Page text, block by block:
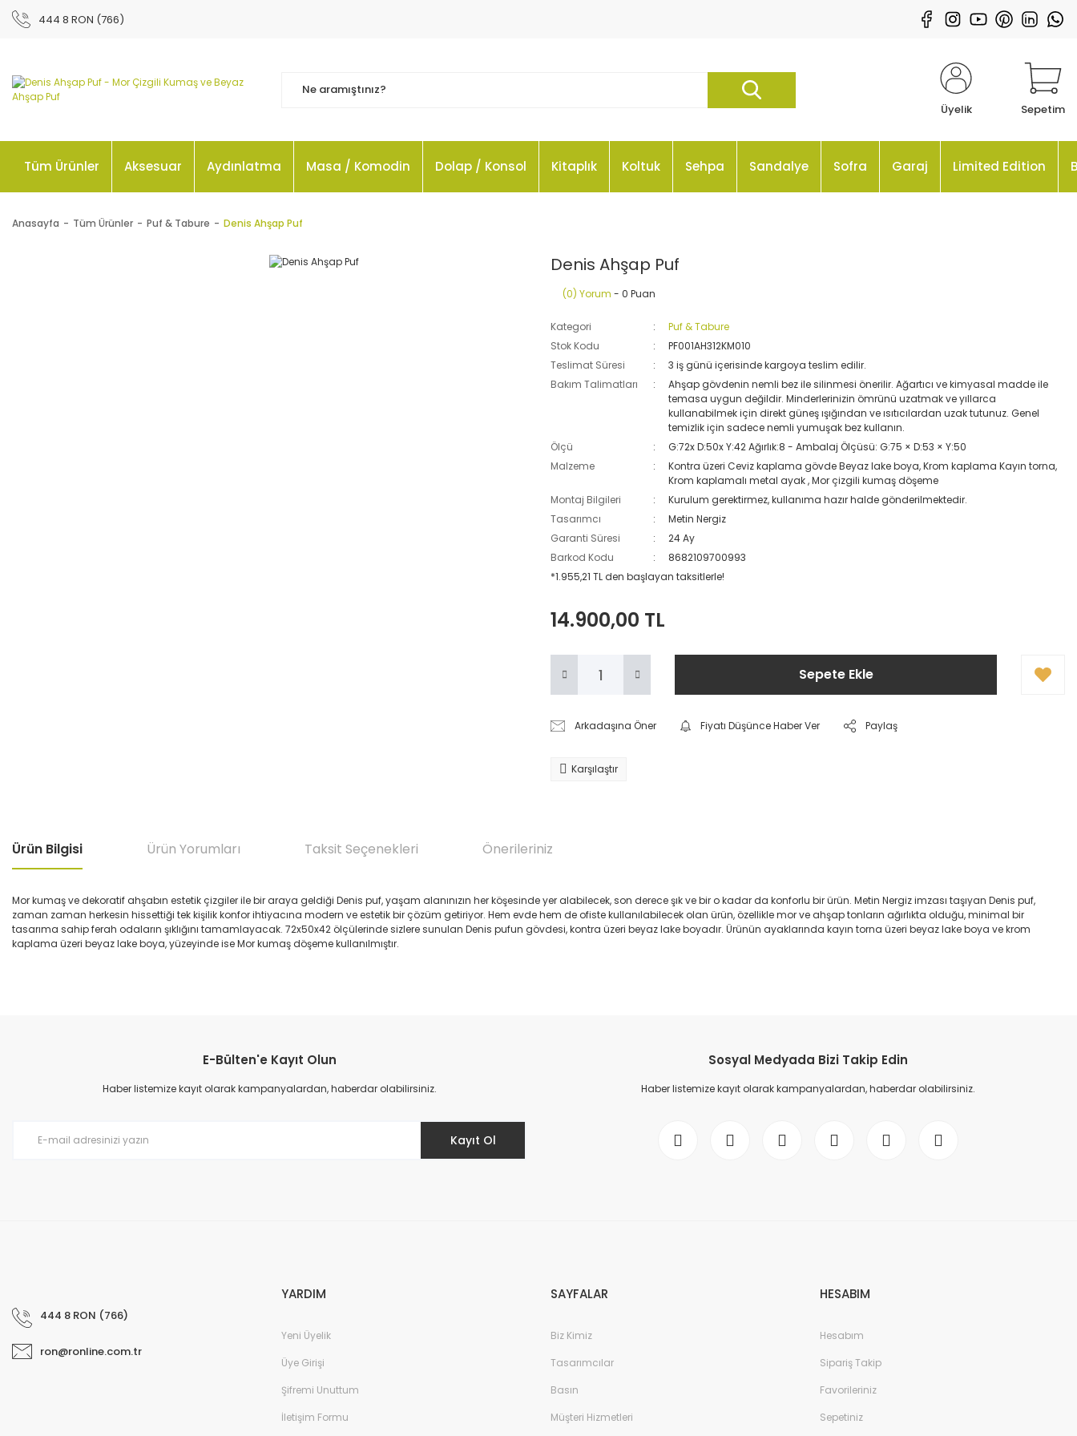
444 8 RON (766)
Üyelik Sepetim
Tüm Ürünler Aksesuar Aydınlatma Masa / Komodin Dolap / Konsol Kitaplık Koltuk Sehpa Sandalye Sofra Garaj Limited Edition
Anasayfa Tüm Ürünler Puf & Tabure Denis Ahşap Puf
Denis Ahşap Puf
(0) Yorum - 0 Puan
Kategori
Puf & Tabure
Stok Kodu
PF001AH312KM010
Teslimat Süresi
3 iş günü içerisinde kargoya teslim edilir.
Bakım Talimatları
Ahşap gövdenin nemli bez ile silinmesi önerilir. Ağartıcı ve kimyasal madde ile
temasa uygun değildir. Minderlerinizin ömrünü uzatmak ve yıllarca
kullanabilmek için direkt güneş ışığından ve ısıtıcılardan uzak tutunuz. Genel
temizlik için sadece nemli yumuşak bez kullanın.
Ölçü
G:72x D:50x Y:42 Ağırlık:8 - Ambalaj Ölçüsü: G:75 × D:53 × Y:50
Malzeme
Kontra üzeri Ceviz kaplama gövde Beyaz lake boya, Krom kaplama Kayın torna,
Krom kaplamalı metal ayak , Mor çizgili kumaş döşeme
Montaj Bilgileri
Kurulum gerektirmez, kullanıma hazır halde gönderilmektedir.
Tasarımcı
Metin Nergiz
Garanti Süresi
24 Ay
Barkod Kodu
8682109700993
*1.955,21 TL den başlayan taksitlerle!
14.900,00 TL
Sepete Ekle
Arkadaşına Öner Fiyatı Düşünce Haber Ver Paylaş
Karşılaştır
Ürün Bilgisi Ürün Yorumları Taksit Seçenekleri Önerileriniz
Mor kumaş ve dekoratif ahşabın estetik çizgiler ile bir araya geldiği Denis puf, yaşam alanınızın her köşesinde yer alabilecek, son derece şık ve bir o kadar da konforlu bir ürün. Metin Nergiz imzası taşıyan Denis puf,
zaman zaman herkesin hissettiği tek kişilik konfor ihtiyacına modern ve estetik bir çözüm getiriyor. Hem evde hem de ofiste kullanılabilecek olan ürün, özellikle mor ve ahşap tonların ağırlıkta olduğu, minimal bir
tasarıma sahip ferah odaların şıklığını tamamlayacak. 72x50x42 ölçülerinde sizlere sunulan Denis pufun gövdesi, kontra üzeri beyaz lake boyadır. Ürünün ayaklarında kayın torna üzeri beyaz lake boya ve krom
kaplama üzeri beyaz lake boya, yüzeyinde ise Mor kumaş döşeme kullanılmıştır.
Ürün resmi kalitesiz, bozuk veya görüntülenemiyor.
Ürün açıklamasında eksik bilgiler bulunuyor.
E-Bülten'e Kayıt Olun
Haber listemize kayıt olarak kampanyalardan, haberdar olabilirsiniz.
Kayıt Ol
Sosyal Medyada Bizi Takip Edin
Haber listemize kayıt olarak kampanyalardan, haberdar olabilirsiniz.
444 8 RON (766)
ron@ronline.com.tr
YARDIM
Yeni Üyelik
Üye Girişi
Şifremi Unuttum
İletişim Formu
SAYFALAR
Biz Kimiz
Tasarımcılar
Basın
Müşteri Hizmetleri
HESABIM
Hesabım
Sipariş Takip
Favorileriniz
Sepetiniz